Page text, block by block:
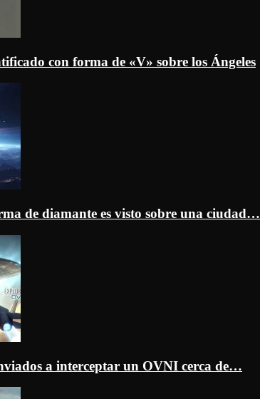
con forma de «V» sobre los Ángeles
de diamante es visto sobre una ciudad…
a interceptar un OVNI cerca de…